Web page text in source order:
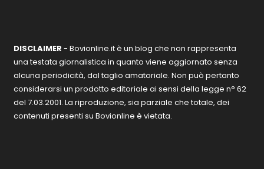
DISCLAIMER - Bovionline.it è un blog che non rappresenta
una testata giornalistica in quanto viene aggiornato senza
alcuna periodicità, dal taglio amatoriale. Non può pertanto
considerarsi un prodotto editoriale ai sensi della legge n° 62
del 7.03.2001. La riproduzione, sia parziale che totale, dei
contenuti presenti su Bovionline è vietata.